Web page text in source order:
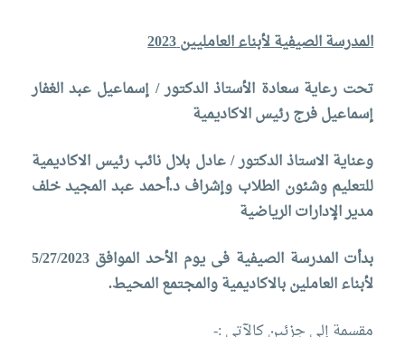
الأكاديمية
البحث
العلمي
التدريب
والخدمة
المجتمعية
المدرسة الصيفية لأبناء العامليين 2023
تحت رعاية سعادة الأستاذ الدكتور / إسماعيل عبد الغفار
إسماعيل فرج رئيس الاكاديمية
وعناية الاستاذ الدكتور / عادل بلال نائب رئيس الاكاديمية
للتعليم وشئون الطلاب وإشراف د.أحمد عبد المجيد خلف
مدير الإدارات الرياضية
بدأت المدرسة الصيفية فى يوم الأحد الموافق 5/27/2023
لأبناء العاملين بالاكاديمية والمجتمع المحيط.
مقسمة إلى جزئين كالآتى :-